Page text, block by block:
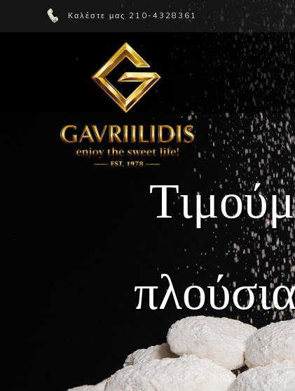
Καλέστε μας 210-4328361
Τιμούμ
πλούσι